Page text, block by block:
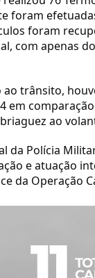
foram
foram
com apenas
trânsito,
em
ao
da Polícia
e atuação
da Operação